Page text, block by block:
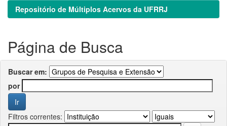
Repositório de Múltiplos Acervos da UFRRJ
Página de Busca
Buscar em:
por
Filtros correntes: